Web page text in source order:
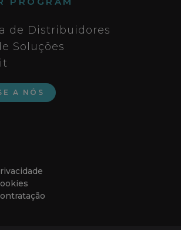
PROGRAM
de Distribuidores